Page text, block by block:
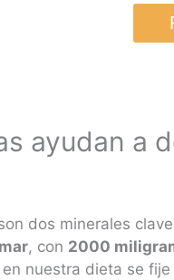
ayudan a
dos minerales
, con 2000
nuestra dieta se